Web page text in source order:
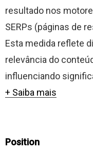
resultado nos
SERPs (páginas de
Esta medida reflete
relevância do
influenciando
+ Saiba mais
Position